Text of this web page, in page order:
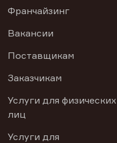
Франчайзинг
Вакансии
Поставщикам
Заказчикам
Услуги для физических
лиц
Услуги для